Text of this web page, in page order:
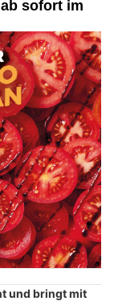
sofort im
und bringt mit